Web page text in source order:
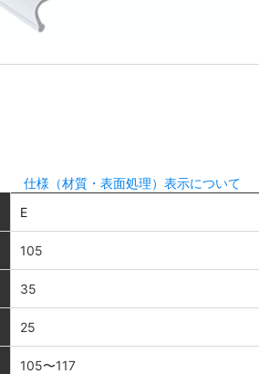
仕様（材質・表面処理）表示について
E
105
35
25
105〜117